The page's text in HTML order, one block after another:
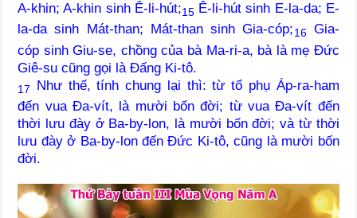
A-khin; A-khin sinh Ê-li-hút;15 Ê-li-hút sinh E-la-da; E-
la-da sinh Mát-than; Mát-than sinh Gia-cóp;16 Gia-
cóp sinh Giu-se, chồng của bà Ma-ri-a, bà là mẹ Đức
Giê-su cũng gọi là Đấng Ki-tô.
17
Như thế, tính chung lại thì: từ tổ phụ Áp-ra-ham
đến vua Đa-vít, là mười bốn đời; từ vua Đa-vít đến
thời lưu đày ở Ba-by-lon, là mười bốn đời; và từ thời
lưu đày ở Ba-by-lon đến Đức Ki-tô, cũng là mười bốn
đời.